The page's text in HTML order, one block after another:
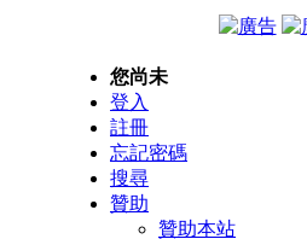
您尚未
登入
註冊
忘記密碼
搜尋
贊助
贊助本站